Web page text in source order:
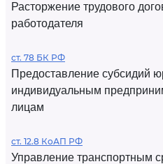
Расторжение трудового
работодателя
ст. 78 БК РФ
Предоставление субсидий
индивидуальным
лицам
ст. 12.8 КоАП РФ
Управление транспортным